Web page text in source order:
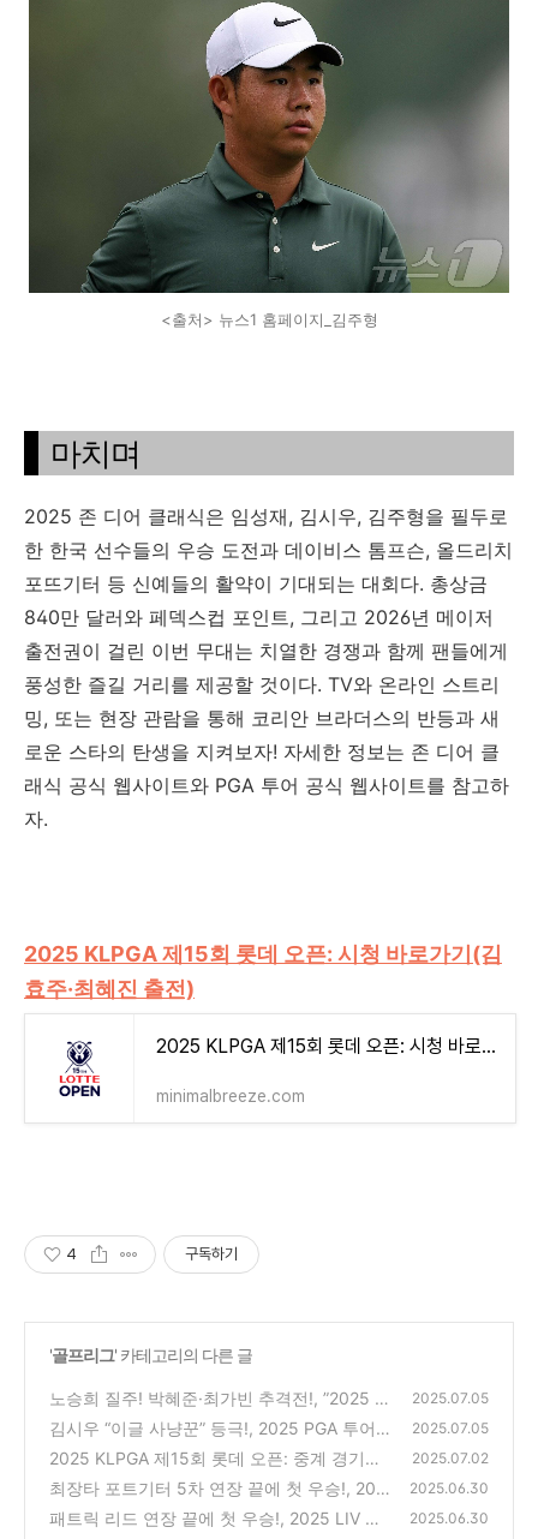
<출처> 뉴스1 홈페이지_김주형
마치며
2025 존 디어 클래식은 임성재, 김시우, 김주형을 필두로
한 한국 선수들의 우승 도전과 데이비스 톰프슨, 올드리치
포뜨기터 등 신예들의 활약이 기대되는 대회다. 총상금
840만 달러와 페덱스컵 포인트, 그리고 2026년 메이저
출전권이 걸린 이번 무대는 치열한 경쟁과 함께 팬들에게
풍성한 즐길 거리를 제공할 것이다. TV와 온라인 스트리
밍, 또는 현장 관람을 통해 코리안 브라더스의 반등과 새
로운 스타의 탄생을 지켜보자! 자세한 정보는 존 디어 클
래식 공식 웹사이트와 PGA 투어 공식 웹사이트를 참고하
자.
2025 KLPGA 제15회 롯데 오픈: 시청 바로가기(김
효주·최혜진 출전)
2025 KLPGA 제15회 롯데 오픈: 시청 바로가기(김효주·최혜진 출전)
minimalbreeze.com
4 구독하기
'골프리그' 카테고리의 다른 글
노승희 질주! 박혜준·최가빈 추격전!, ”2025 K
LPGA 제15회 롯데 오픈: 시청, 다시보기
(0)
2025.07.05
김시우 “이글 사냥꾼” 등극!, 2025 PGA 투어
존디어 클래식: 시청, 다시보기
(0)
2025.07.05
2025 KLPGA 제15회 롯데 오픈: 중계 경기일
정 시간(김효주·최혜진 출전)
(0)
2025.07.02
최장타 포트기터 5차 연장 끝에 첫 우승!, 202
5 PGA 로켓 클래식 FR: 다시보기(안병훈 공동
2025.06.30
패트릭 리드 연장 끝에 첫 우승!, 2025 LIV 골
2025.06.30